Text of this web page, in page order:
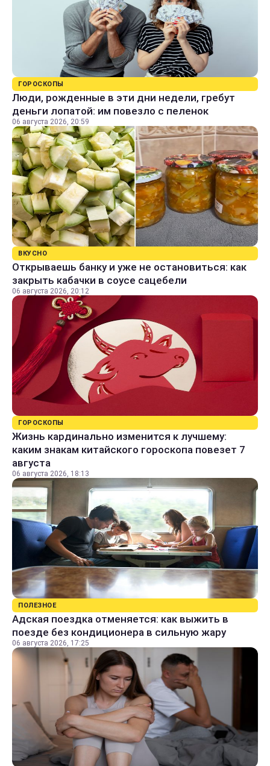
ГОРОСКОПЫ
Люди, рожденные в эти дни недели, гребут
деньги лопатой: им повезло с пеленок
06 августа 2026, 20:59
ВКУСНО
Открываешь банку и уже не остановиться: как
закрыть кабачки в соусе сацебели
06 августа 2026, 20:12
ГОРОСКОПЫ
Жизнь кардинально изменится к лучшему:
каким знакам китайского гороскопа повезет 7
августа
06 августа 2026, 18:13
ПОЛЕЗНОЕ
Адская поездка отменяется: как выжить в
поезде без кондиционера в сильную жару
06 августа 2026, 17:25